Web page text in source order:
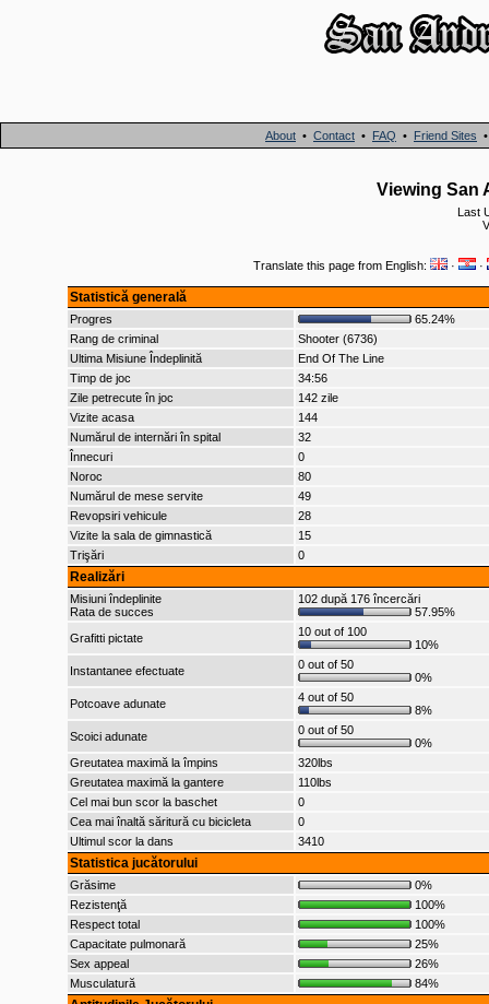
About • Contact • FAQ • Friend Sites
Viewing San
Last
Translate this page from English: · ·
Statistică generală
Progres
65.24%
Rang de criminal
Shooter (6736)
Ultima Misiune Îndeplinită
End Of The Line
Timp de joc
34:56
Zile petrecute în joc
142 zile
Vizite acasa
144
Numărul de internări în spital
32
Înnecuri
0
Noroc
80
Numărul de mese servite
49
Revopsiri vehicule
28
Vizite la sala de gimnastică
15
Trişări
0
Realizări
Misiuni îndeplinite
Rata de succes
102 după 176 încercări
57.95%
Grafitti pictate
10 out of 100
10%
Instantanee efectuate
0 out of 50
0%
Potcoave adunate
4 out of 50
8%
Scoici adunate
0 out of 50
0%
Greutatea maximă la împins
320lbs
Greutatea maximă la gantere
110lbs
Cel mai bun scor la baschet
0
Cea mai înaltă săritură cu bicicleta
0
Ultimul scor la dans
3410
Statistica jucătorului
Grăsime
0%
Rezistenţă
100%
Respect total
100%
Capacitate pulmonară
25%
Sex appeal
26%
Musculatură
84%